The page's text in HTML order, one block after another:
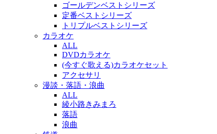
ゴールデンベストシリーズ
定番ベストシリーズ
トリプルベストシリーズ
カラオケ
ALL
DVDカラオケ
(今すぐ歌える)カラオケセット
アクセサリ
漫談・落語・浪曲
ALL
綾小路きみまろ
落語
浪曲